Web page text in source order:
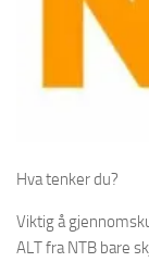
Hva tenker du?
Viktig å
ALT fra NTB bare